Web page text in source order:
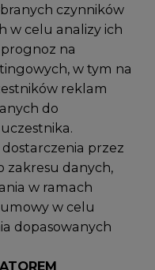
czynników
w celu analizy ich
na
w tym na
reklam
do
przez
zakresu danych,
w ramach
w celu
dopasowanych